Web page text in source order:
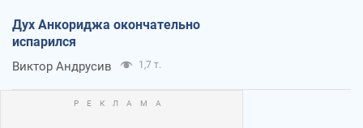
Дух Анкориджа окончательно
испарился
Виктор Андрусив 1,7 т.